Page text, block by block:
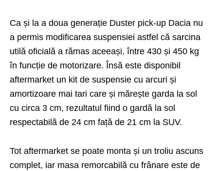
Ca și la a doua generație Duster pick-up Dacia nu
a permis modificarea suspensiei astfel că sarcina
utilă oficială a rămas aceeași, între 430 și 450 kg
în funcție de motorizare. Însă este disponibil
aftermarket un kit de suspensie cu arcuri și
amortizoare mai tari care și mărește garda la sol
cu circa 3 cm, rezultatul fiind o gardă la sol
respectabilă de 24 cm față de 21 cm la SUV.
Tot aftermarket se poate monta și un troliu ascuns
complet, iar masa remorcabilă cu frânare este de